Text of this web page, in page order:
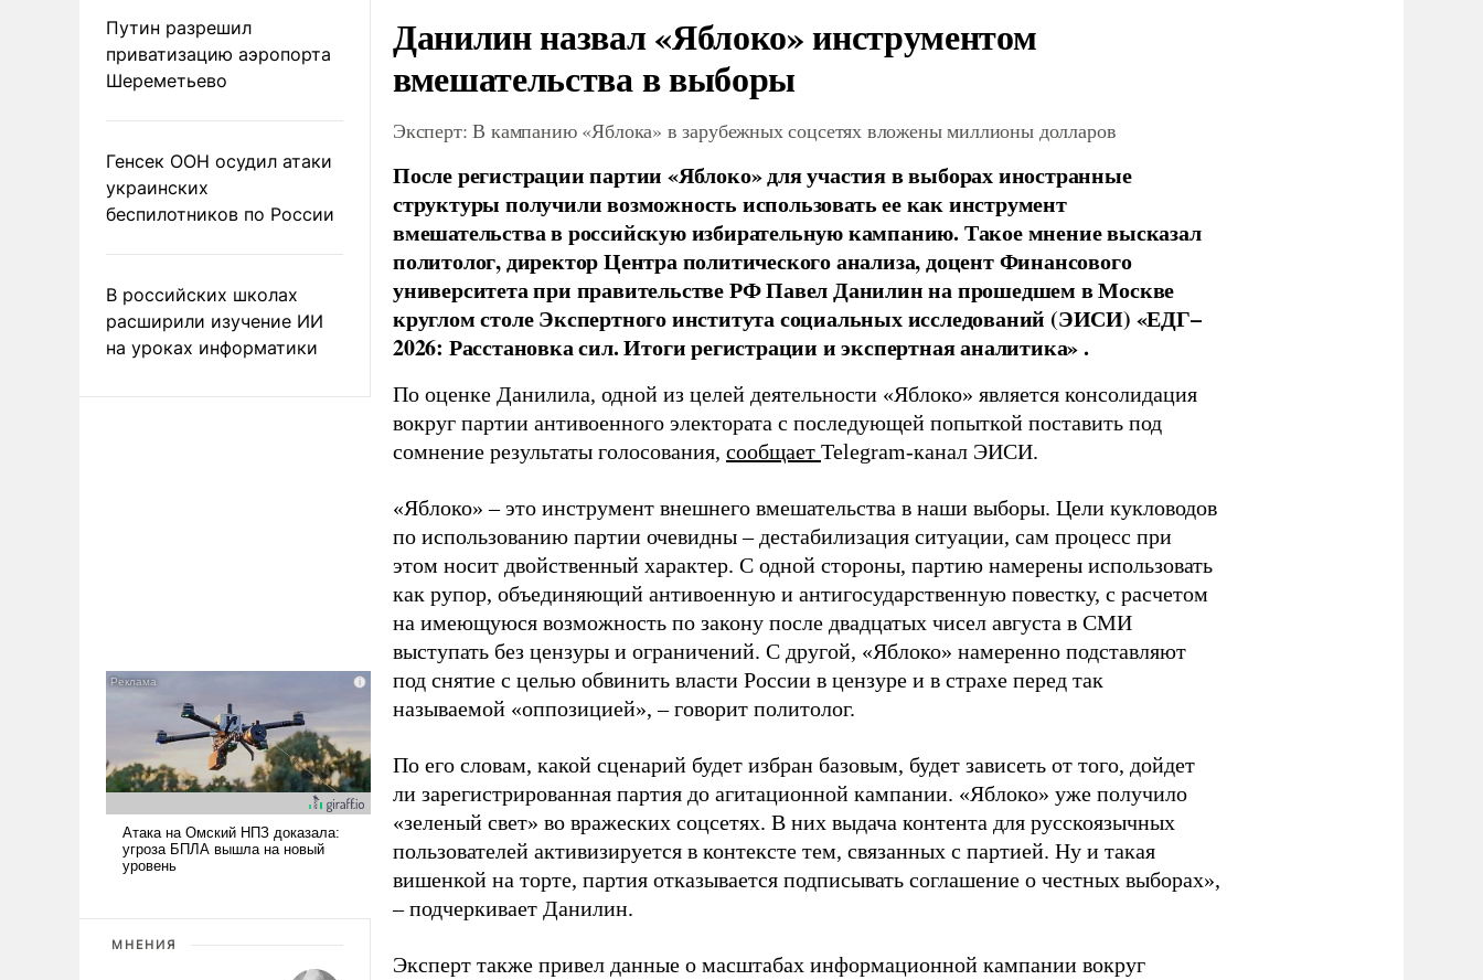
Путин разрешил
приватизацию аэропорта
Шереметьево
Генсек ООН осудил атаки
украинских
беспилотников по России
В российских школах
расширили изучение ИИ
на уроках информатики
МНЕНИЯ
Данилин назвал «Яблоко» инструментом
вмешательства в выборы
Эксперт: В кампанию «Яблока» в зарубежных соцсетях вложены миллионы долларов
После регистрации партии «Яблоко» для участия в выборах иностранные
структуры получили возможность использовать ее как инструмент
вмешательства в российскую избирательную кампанию. Такое мнение высказал
политолог, директор Центра политического анализа, доцент Финансового
университета при правительстве РФ Павел Данилин на прошедшем в Москве
круглом столе Экспертного института социальных исследований (ЭИСИ) «ЕДГ–
2026: Расстановка сил. Итоги регистрации и экспертная аналитика» .
По оценке Данилила, одной из целей деятельности «Яблоко» является консолидация
вокруг партии антивоенного электората с последующей попыткой поставить под
сомнение результаты голосования, сообщает Telegram-канал ЭИСИ.
«Яблоко» – это инструмент внешнего вмешательства в наши выборы. Цели кукловодов
по использованию партии очевидны – дестабилизация ситуации, сам процесс при
этом носит двойственный характер. С одной стороны, партию намерены использовать
как рупор, объединяющий антивоенную и антигосударственную повестку, с расчетом
на имеющуюся возможность по закону после двадцатых чисел августа в СМИ
выступать без цензуры и ограничений. С другой, «Яблоко» намеренно подставляют
под снятие с целью обвинить власти России в цензуре и в страхе перед так
называемой «оппозицией», – говорит политолог.
По его словам, какой сценарий будет избран базовым, будет зависеть от того, дойдет
ли зарегистрированная партия до агитационной кампании. «Яблоко» уже получило
«зеленый свет» во вражеских соцсетях. В них выдача контента для русскоязычных
пользователей активизируется в контексте тем, связанных с партией. Ну и такая
вишенкой на торте, партия отказывается подписывать соглашение о честных выборах»,
– подчеркивает Данилин.
Эксперт также привел данные о масштабах информационной кампании вокруг